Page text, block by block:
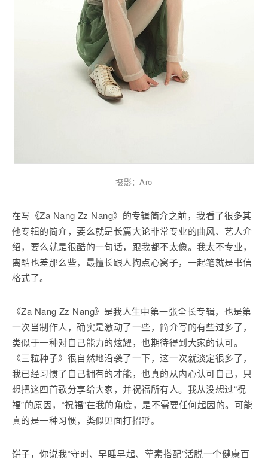
摄影：Aro
在写《Za Nang Zz Nang》的专辑简介之前，我看了很多其
他专辑的简介，要么就是长篇大论非常专业的曲风、艺人介
绍，要么就是很酷的一句话，跟我都不太像。我太不专业，
离酷也差那么些，最擅长跟人掏点心窝子，一起笔就是书信
格式了。
《Za Nang Zz Nang》是我人生中第一张全长专辑，也是第
一次当制作人，确实是激动了一些，简介写的有些过多了，
类似于一种对自己能力的炫耀，也期待得到大家的认可。
《三粒种子》很自然地沿袭了一下，这一次就淡定很多了，
我已经习惯了自己拥有的才能，也真的从内心认可自己，只
想把这四首歌分享给大家，并祝福所有人。我从没想过“祝
福”的原因，“祝福”在我的角度，是不需要任何起因的。可能
真的是一种习惯，类似见面打招呼。
饼子，你说我“守时、早睡早起、荤素搭配”活脱一个健康百